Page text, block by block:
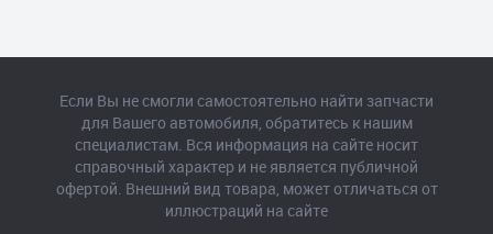
Если Вы не смогли самостоятельно найти запчасти
для Вашего автомобиля, обратитесь к нашим
специалистам. Вся информация на сайте носит
справочный характер и не является публичной
офертой. Внешний вид товара, может отличаться от
иллюстраций на сайте